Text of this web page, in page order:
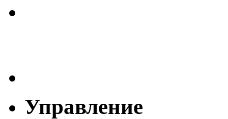
Управление